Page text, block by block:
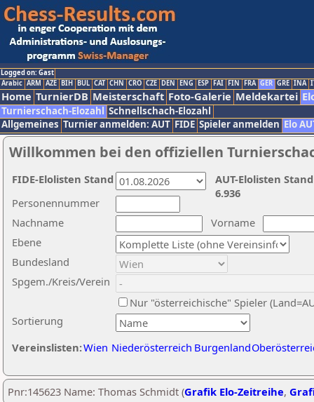
Logged on: Gast
Arabic ARM AZE BIH BUL CAT CHN CRO CZE DEN ENG ESP FAI FIN FRA GER GRE INA
Home TurnierDB Meisterschaft Foto-Galerie Meldekartei
Turnierschach-Elozahl Schnellschach-Elozahl
Allgemeines Turnier anmelden: AUT FIDE Spieler anmelden Elo
Willkommen bei den offiziellen
Nachname
Vorname
Ebene
Sortierung
Personennummer
Bundesland
Spgem./Kreis/Verein
Nur "österreichische" Spieler
Vereinslisten:Wien Niederösterreich Burgenland
AUT-Elolisten
6.936
FIDE-Elolisten Stand
Pnr:145623 Name: Thomas Schmidt (Grafik Elo-Zeitreihe,